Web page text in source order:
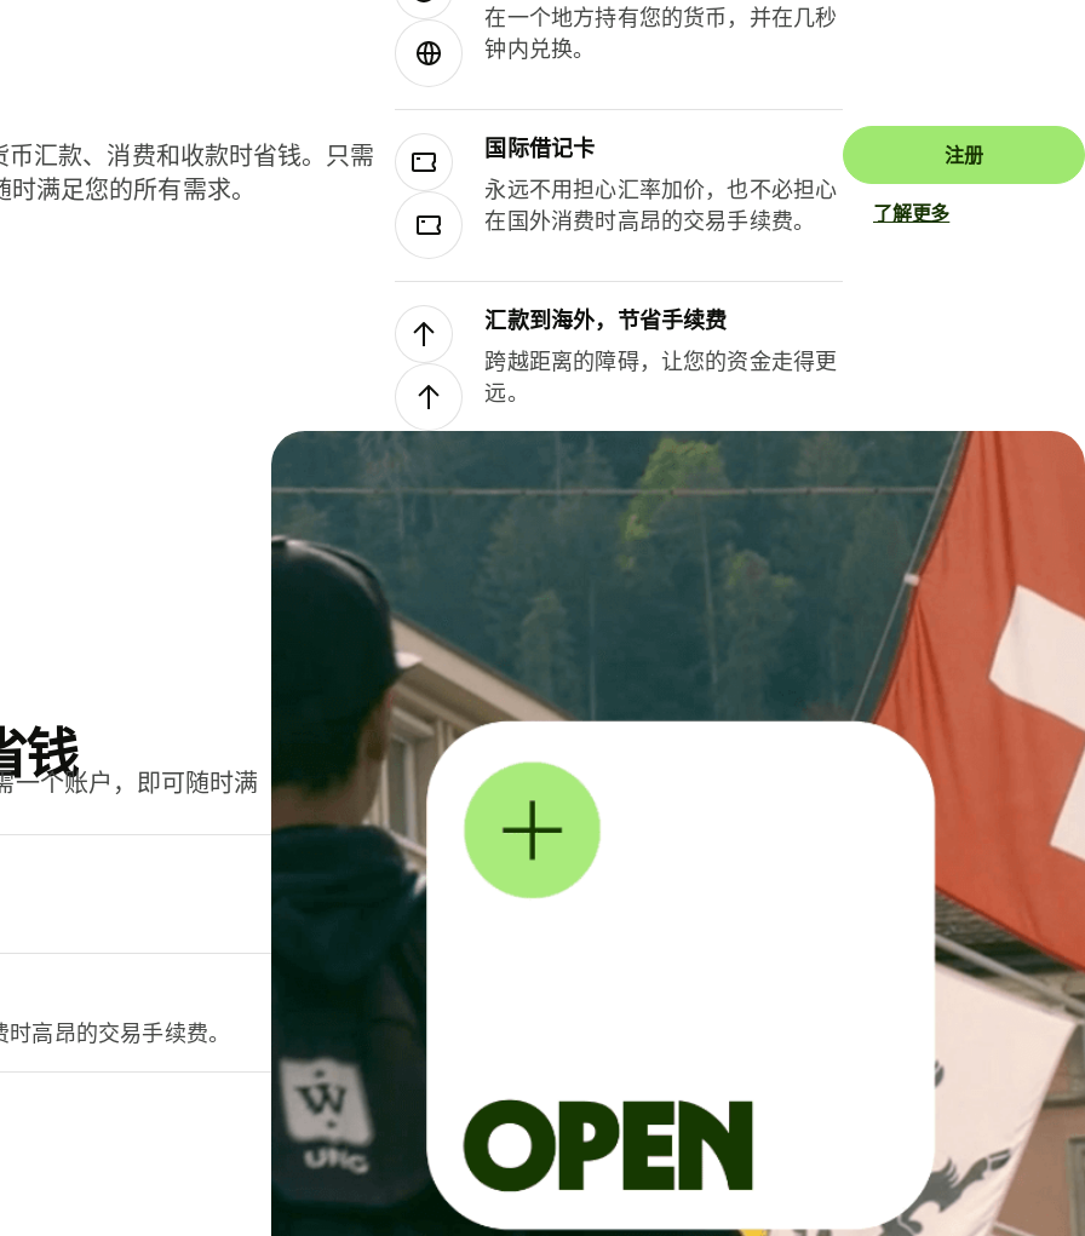
汇款、消费和收款时省钱。只需
满足您的所有需求。
在一个地方持有您的货币，并在几秒
钟内兑换。
国际借记卡
永远不用担心汇率加价，也不必担心
在国外消费时高昂的交易手续费。
汇款到海外，节省手续费
跨越距离的障碍，让您的资金走得更
远。
注册
了解更多
钱
一个账户，即可随时满
高昂的交易手续费。